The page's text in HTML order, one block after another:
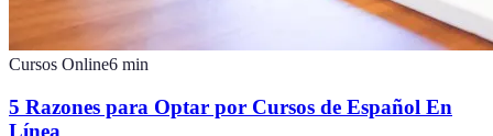
Cursos Online6 min
5 Razones para Optar por Cursos de Español En
Línea